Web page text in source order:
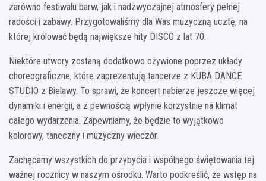
zarówno festiwalu barw, jak i nadzwyczajnej atmosfery pełnej
radości i zabawy. Przygotowaliśmy dla Was muzyczną ucztę, na
której królować będą największe hity DISCO z lat 70.
Niektóre utwory zostaną dodatkowo ożywione poprzez układy
choreograficzne, które zaprezentują tancerze z KUBA DANCE
STUDIO z Bielawy. To sprawi, że koncert nabierze jeszcze więcej
dynamiki i energii, a z pewnością wpłynie korzystnie na klimat
całego wydarzenia. Zapewniamy, że będzie to wyjątkowo
kolorowy, taneczny i muzyczny wieczór.
Zachęcamy wszystkich do przybycia i wspólnego świętowania tej
ważnej rocznicy w naszym ośrodku. Warto podkreślić, że wstęp na